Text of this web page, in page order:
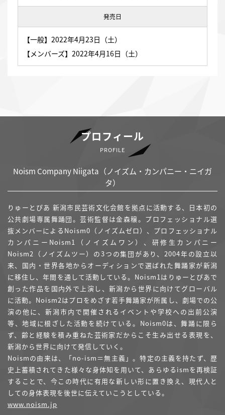
発売日
【一般】2022年4月23日（土）
【メンバーズ】2022年4月16日（土）
プロフィール
PROFILE
Noism Company Niigata（ノイズム・カンパニー・ニイガ
タ）
りゅーとぴあ 新潟市民芸術文化会館を拠点に活動する、日本初の
公共劇場専属舞踊団。芸術監督は金森穣。プロフェッショナル選
抜メンバーによるNoism0（ノイズムゼロ）、プロフェッショナル
カンパニーNoism1（ノイズムワン）、研修生カンパニー
Noism2（ノイズムツー）の3つの集団があり、2004年の設立以
来、国内・世界各地からオーディションで選ばれた舞踊家が新潟
に移住し、年間を通して活動している。Noism1はりゅーとぴあで
創った作品を国内外で上演し、新潟から世界に向けてグローバル
に活動。Noism2はプロをめざす若手舞踊家が所属し、劇場での公
演の他に、新潟市内で開催されるイベントや学校への出前公演
等、地域に根ざした活動を続けている。Noism0は、舞踊に限ら
ず、齢と経験を積み重ねた芸術家だからこそ生み出せる表現を、
新潟から世界に向けて発信していく。
Noismの由来は、「no-ism＝無主義」。特定の主義を持たず、歴
史上蓄積されてきた様々な身体知を用いて、あらゆるismを再検証
することで、今この時代に有用な新しい形に置き換え、現代人と
しての身体表現を後世に伝えていこうとしている。
www.noism.jp